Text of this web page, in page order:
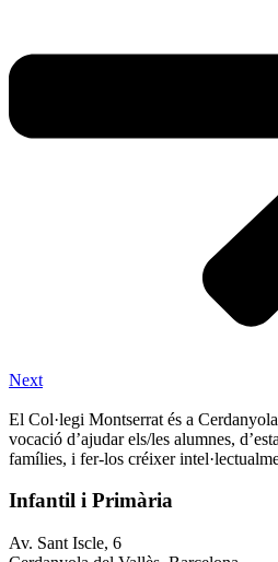
Next
El Col·legi Montserrat és a
vocació d’ajudar els/les alumnes,
famílies, i fer-los créixer
Infantil i Primària
Av. Sant Iscle, 6